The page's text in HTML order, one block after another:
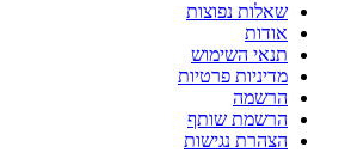
שאלות נפוצות
אודות
תנאי השימוש
מדיניות פרטיות
הרשמה
הרשמת שותף
הצהרת נגישות